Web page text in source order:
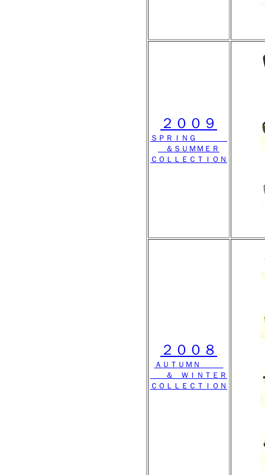
２００９
ＳＰＲＩＮＧ
＆ＳＵＭＭＥＲ
ＣＯＬＬＥＣＴＩＯＮ
２００８
ＡＵＴＵＭＮ
＆ ＷＩＮＴＥＲ
ＣＯＬＬＥＣＴＩＯＮ